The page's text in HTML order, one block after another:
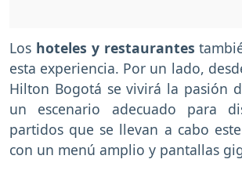
Los hoteles y restaurantes
esta experiencia. Por un lado,
Hilton Bogotá se vivirá la pasión
un escenario adecuado para
partidos que se llevan a cabo
con un menú amplio y pantallas